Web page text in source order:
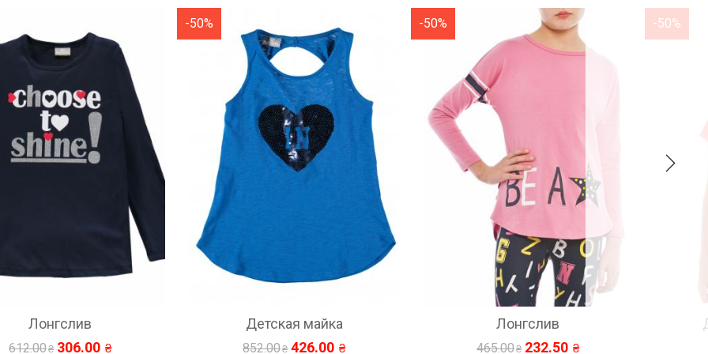
Детская майка
852.00 426.00
-50%
Лонгслив
465.00 232.50
-50%
Детская футболка
695.00 347.50
-50%